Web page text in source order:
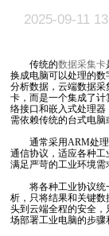
2025-09-11
传统的数据采集卡
换成电脑可以处理的
分析数据，云端数据
卡，而是一个集成了
络接口和嵌入式处理
需依赖传统的台式电脑
通常采用ARM处理
通信协议，适应各种工
满足严苛的工业环境需
将各种工业协议统
析，只将结果和关键
头到云端全程的安全
场部署工业电脑的步骤